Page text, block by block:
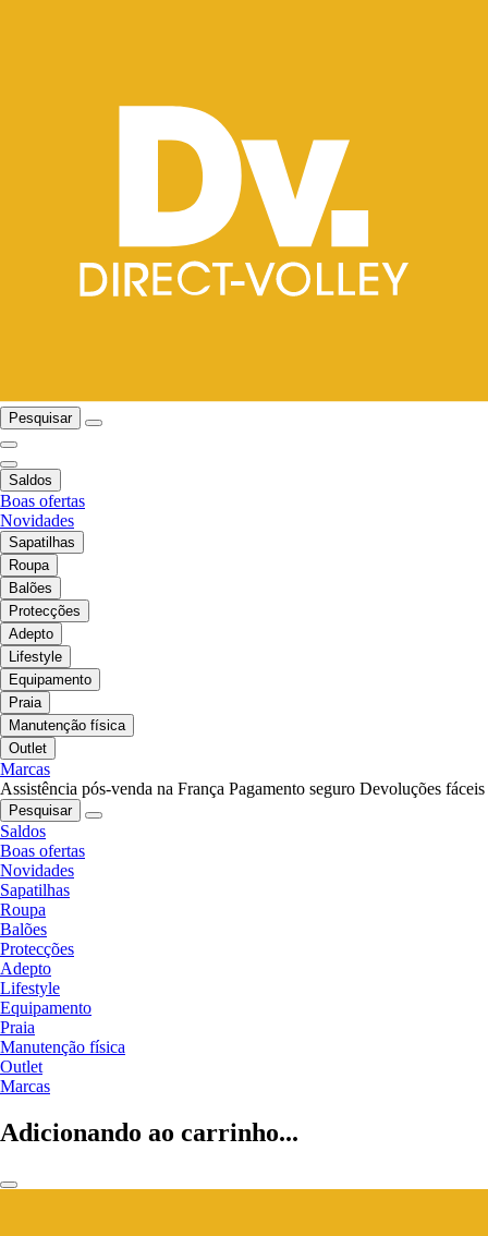
Pesquisar
Saldos
Boas ofertas
Novidades
Sapatilhas
Roupa
Balões
Protecções
Adepto
Lifestyle
Equipamento
Praia
Manutenção física
Outlet
Marcas
Assistência pós-venda na França Pagamento seguro Devoluções fáceis
Pesquisar
Saldos
Boas ofertas
Novidades
Sapatilhas
Roupa
Balões
Protecções
Adepto
Lifestyle
Equipamento
Praia
Manutenção física
Outlet
Marcas
Adicionando ao carrinho...